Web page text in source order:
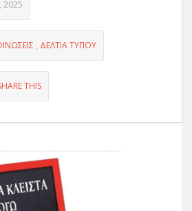
2025
, ΔΕΛΤΊΑ ΤΎΠΟΥ
THIS